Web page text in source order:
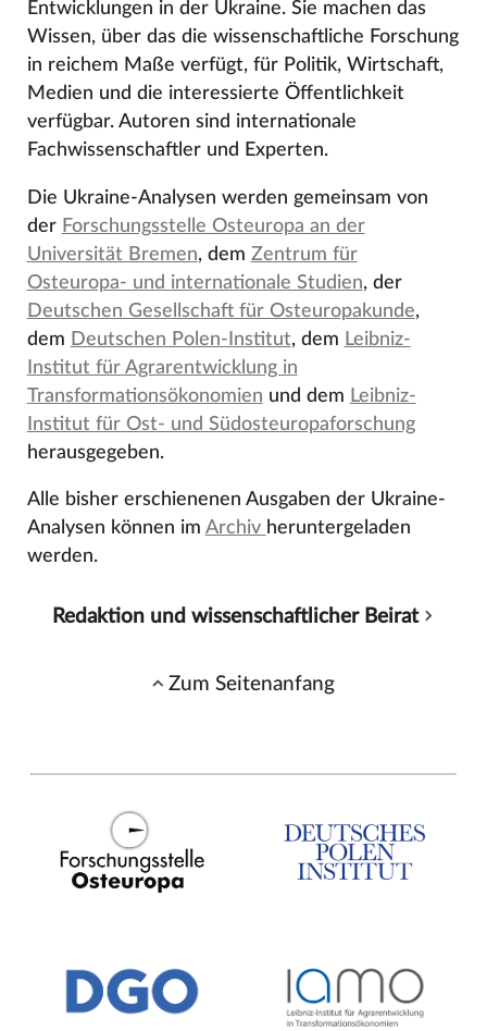
Entwicklungen in der Ukraine. Sie machen das
Wissen, über das die wissenschaftliche Forschung
in reichem Maße verfügt, für Politik, Wirtschaft,
Medien und die interessierte Öffentlichkeit
verfügbar. Autoren sind internationale
Fachwissenschaftler und Experten.
Die Ukraine-Analysen werden gemeinsam von
der Forschungsstelle Osteuropa an der
Universität Bremen, dem Zentrum für
Osteuropa- und internationale Studien, der
Deutschen Gesellschaft für Osteuropakunde,
dem Deutschen Polen-Institut, dem Leibniz-
Institut für Agrarentwicklung in
Transformationsökonomien und dem Leibniz-
Institut für Ost- und Südosteuropaforschung
herausgegeben.
Alle bisher erschienenen Ausgaben der Ukraine-
Analysen können im Archiv heruntergeladen
werden.
Redaktion und wissenschaftlicher Beirat
Zum Seitenanfang